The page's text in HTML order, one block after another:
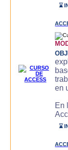
⌛
en
En
⌛